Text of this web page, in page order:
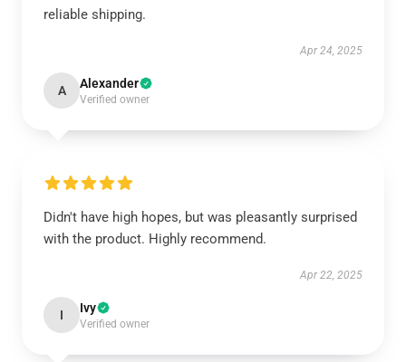
reliable shipping.
Apr 24, 2025
A Alexander
Verified owner
Didn't have high hopes, but was pleasantly surprised
with the product. Highly recommend.
Apr 22, 2025
I Ivy
Verified owner